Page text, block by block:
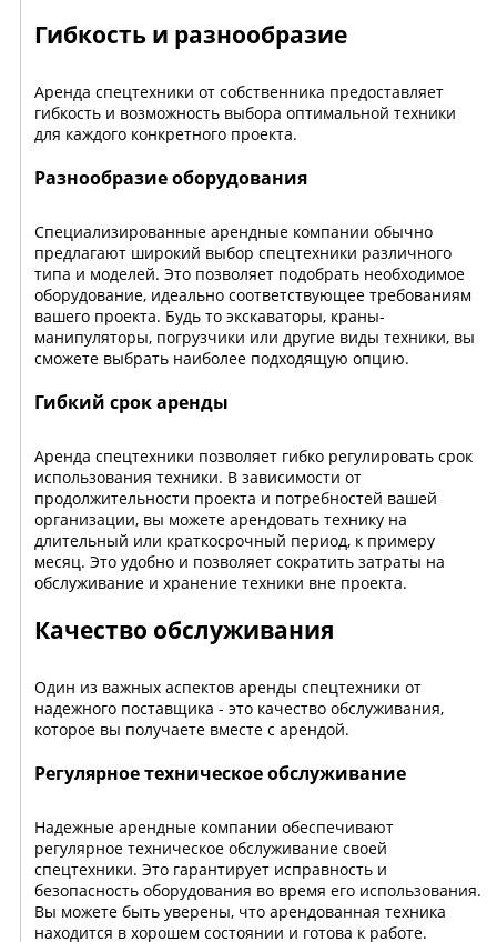
Гибкость и разнообразие
Аренда спецтехники от собственника предоставляет
гибкость и возможность выбора оптимальной техники
для каждого конкретного проекта.
Разнообразие оборудования
Специализированные арендные компании обычно
предлагают широкий выбор спецтехники различного
типа и моделей. Это позволяет подобрать необходимое
оборудование, идеально соответствующее требованиям
вашего проекта. Будь то экскаваторы, краны-
манипуляторы, погрузчики или другие виды техники, вы
сможете выбрать наиболее подходящую опцию.
Гибкий срок аренды
Аренда спецтехники позволяет гибко регулировать срок
использования техники. В зависимости от
продолжительности проекта и потребностей вашей
организации, вы можете арендовать технику на
длительный или краткосрочный период, к примеру
месяц. Это удобно и позволяет сократить затраты на
обслуживание и хранение техники вне проекта.
Качество обслуживания
Один из важных аспектов аренды спецтехники от
надежного поставщика - это качество обслуживания,
которое вы получаете вместе с арендой.
Регулярное техническое обслуживание
Надежные арендные компании обеспечивают
регулярное техническое обслуживание своей
спецтехники. Это гарантирует исправность и
безопасность оборудования во время его использования.
Вы можете быть уверены, что арендованная техника
находится в хорошем состоянии и готова к работе.